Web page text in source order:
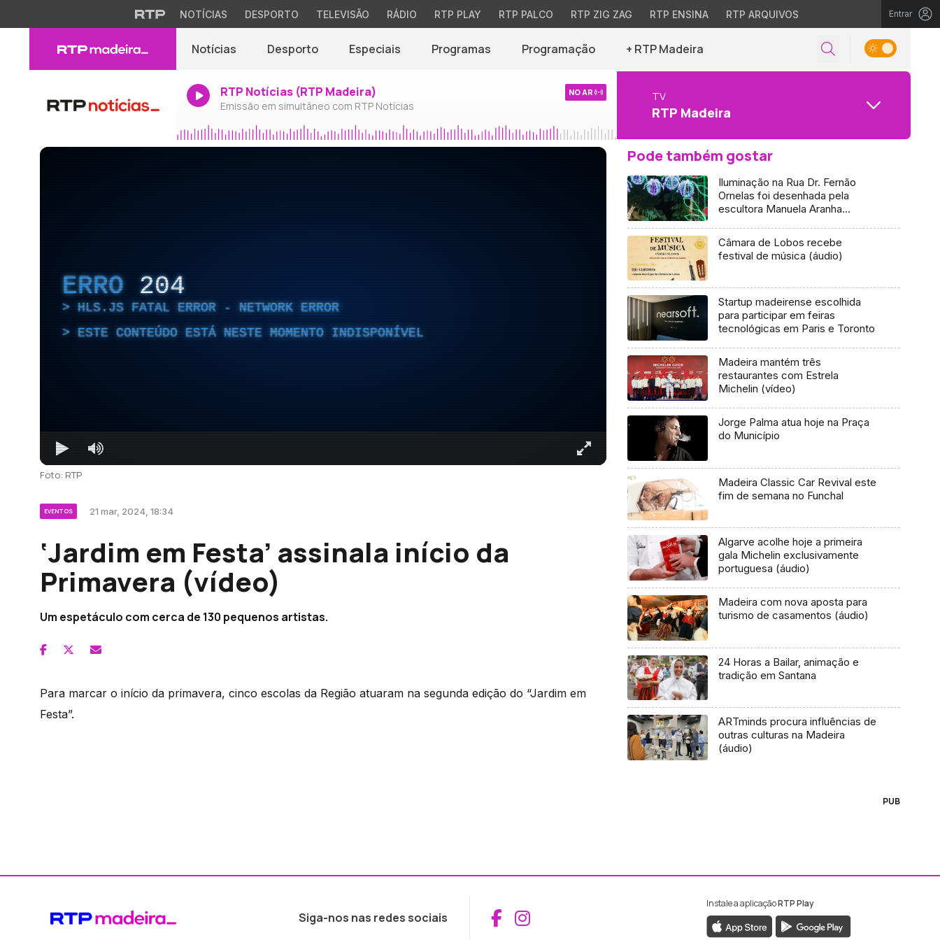
NOTÍCIAS DESPORTO TELEVISÃO RÁDIO RTP PLAY RTP PALCO RTP ZIG ZAG RTP ENSINA RTP ARQUIVOS Entrar
Notícias Desporto Especiais Programas Programação + RTP Madeira
RTP Notícias (RTP Madeira)
Emissão em simultâneo com RTP Notícias
NO AR TV
RTP Madeira
ERRO 204
HLS.JS FATAL ERROR - NETWORK ERROR
ESTE CONTEÚDO ESTÁ NESTE MOMENTO INDISPONÍVEL
Foto: RTP
EVENTOS 21 mar, 2024, 18:34
‘Jardim em Festa’ assinala início da
Primavera (vídeo)
Um espetáculo com cerca de 130 pequenos artistas.
Para marcar o início da primavera, cinco escolas da Região atuaram na segunda edição do “Jardim em
Festa”.
Pode também gostar
Iluminação na Rua Dr. Fernão
Ornelas foi desenhada pela
escultora Manuela Aranha
Câmara de Lobos recebe
festival de música (áudio)
Startup madeirense escolhida
para participar em feiras
tecnológicas em Paris e Toronto
Madeira mantém três
restaurantes com Estrela
Michelin (vídeo)
Jorge Palma atua hoje na Praça
do Município
Madeira Classic Car Revival este
fim de semana no Funchal
Algarve acolhe hoje a primeira
gala Michelin exclusivamente
portuguesa (áudio)
Madeira com nova aposta para
turismo de casamentos (áudio)
24 Horas a Bailar, animação e
tradição em Santana
ARTminds procura influências de
outras culturas na Madeira
(áudio)
PUB
Siga-nos nas redes sociais Aceder ao Facebook da RTP Madeira
Aceder ao Instagram da RTP Madeira
Instale a aplicaçãoRTP Play